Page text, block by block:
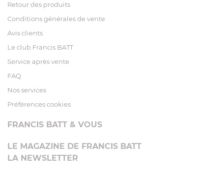
Retour des produits
Conditions générales de vente
Avis clients
Le club Francis BATT
Service après vente
FAQ
Nos services
Préférences cookies
FRANCIS BATT & VOUS
LE MAGAZINE DE FRANCIS BATT
LA NEWSLETTER